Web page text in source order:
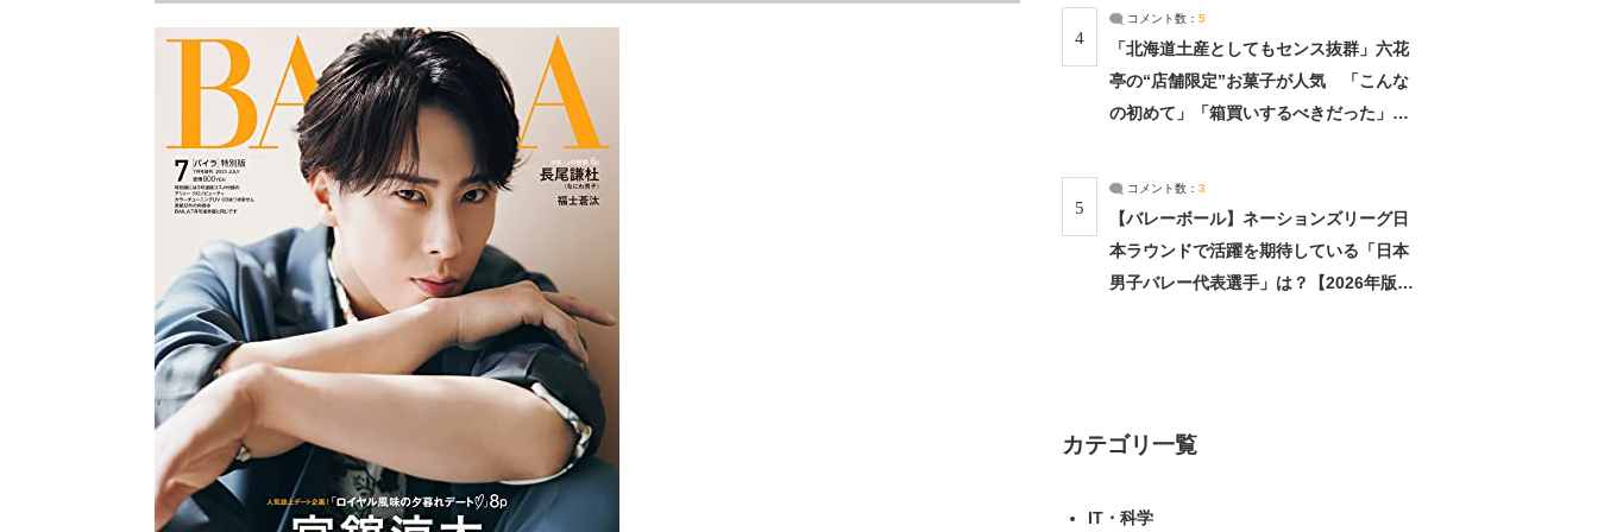
4
コメント数： 5
「北海道土産としてもセンス抜群」六花
亭の“店舗限定”お菓子が人気 「こんな
の初めて」「箱買いするべきだった」
5
コメント数： 3
【バレーボール】ネーションズリーグ日
本ラウンドで活躍を期待している「日本
男子バレー代表選手」は？【2026年版・
カテゴリ一覧
IT・科学